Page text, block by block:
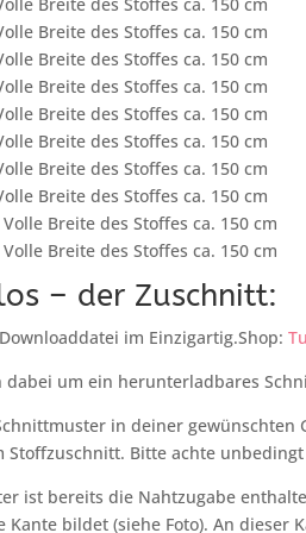
Breite des Stoffes ca. 150 cm
Breite des Stoffes ca. 150 cm
Breite des Stoffes ca. 150 cm
Breite des Stoffes ca. 150 cm
Breite des Stoffes ca. 150 cm
Breite des Stoffes ca. 150 cm
Breite des Stoffes ca. 150 cm
Breite des Stoffes ca. 150 cm
Breite des Stoffes ca. 150 cm
– der Zuschnitt:
im Einzigartig.Shop:
dabei um ein herunterladbares
in deiner gewünschten
Stoffzuschnitt. Bitte achte
ist bereits die Nahtzugabe
Kante bildet (siehe Foto). An dieser